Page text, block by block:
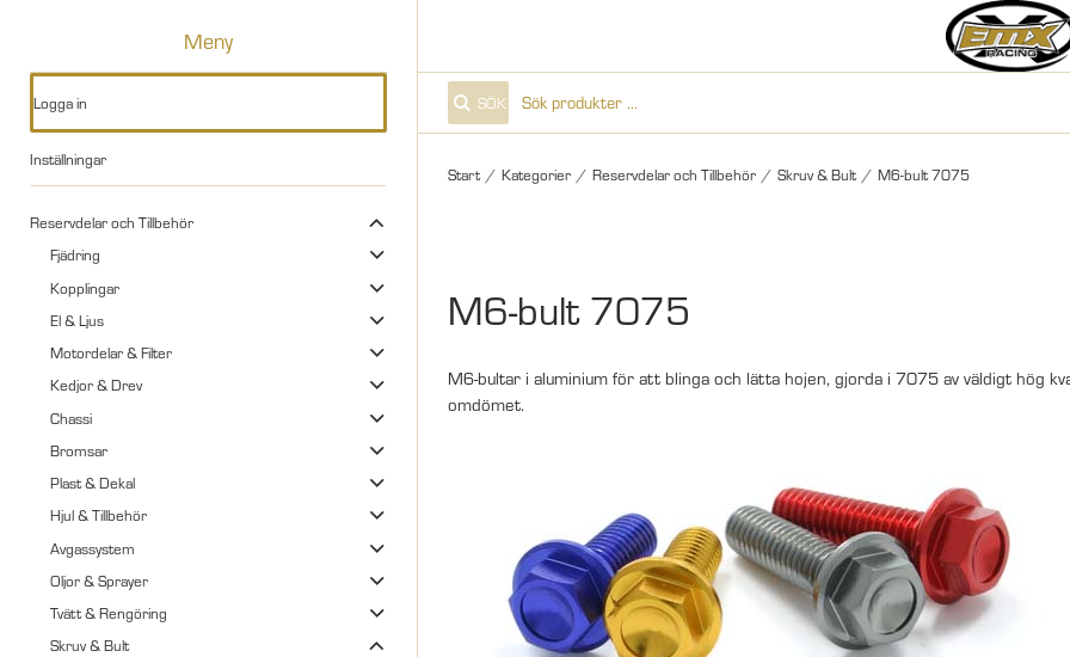
Meny
Logga in
Inställningar
Reservdelar och Tillbehör
Fjädring
Kopplingar
El & Ljus
Motordelar & Filter
Kedjor & Drev
Chassi
Bromsar
Plast & Dekal
Hjul & Tillbehör
Avgassystem
Oljor & Sprayer
Tvätt & Rengöring
Skruv & Bult
SÖK
Start / Kategorier / Reservdelar och Tillbehör / Skruv & Bult / M6-bult 7075
M6-bult 7075
M6-bultar i aluminium för att blinga och lätta hojen, gjorda i 7075 av väldigt hög
omdömet.